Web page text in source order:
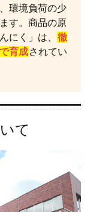
環境負荷の少
す。商品の原
にく」は、 徹
育成されてい
て